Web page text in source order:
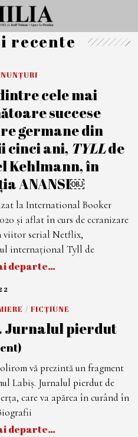
recente
cele mai
succese
germane din
cinci ani, TYLLde
Kehlmann, în
ANANSI￼
la International Booker
și aflat în curs de ecranizare
viitor serial Netflix,
internațional Tyll de
departe…
A
2
0
2
/ FICȚIUNE
Jurnalul pierdut
vă prezintă un fragment
Labiș. Jurnalul pierdut de
care va apărea în curând în
departe…